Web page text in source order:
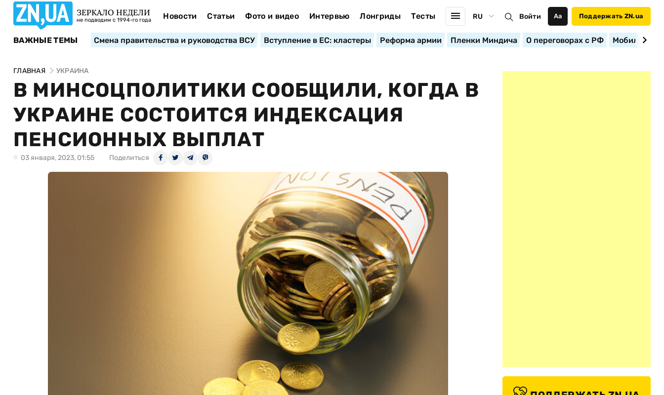
ЗЕРКАЛО НЕДЕЛИ
не подводим с 1994-го года Новости Статьи Фото и видео Интервью Лонгриды Тесты RU Войти Аа Поддержать ZN.ua
ВАЖНЫЕ ТЕМЫ Смена правительства и руководства ВСУ Вступление в ЕС: кластеры Реформа армии Пленки Миндича О переговорах с РФ
ГЛАВНАЯ УКРАИНА
В МИНСОЦПОЛИТИКИ СООБЩИЛИ, КОГДА В
УКРАИНЕ СОСТОИТСЯ ИНДЕКСАЦИЯ
ПЕНСИОННЫХ ВЫПЛАТ
03 января, 2023, 01:55 Поделиться